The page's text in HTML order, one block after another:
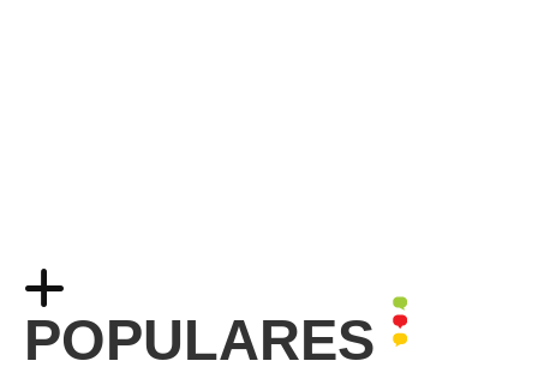
POPULARES